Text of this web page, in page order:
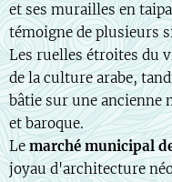
et ses murailles en
témoigne de plusieurs
Les ruelles étroites du
de la culture arabe,
bâtie sur une ancienne
et baroque.
Lemarché municipal
joyau d'architecture